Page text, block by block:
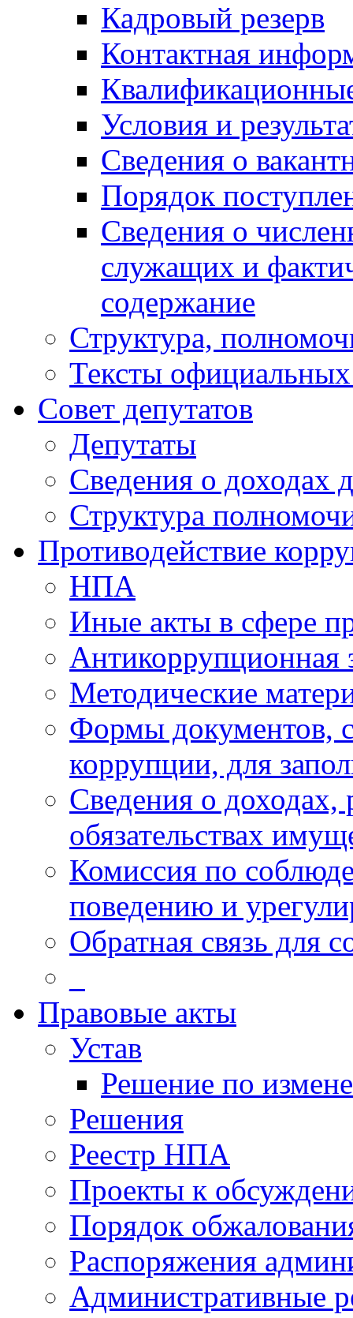
Кадровый резерв
Контактная
Условия и
Сведения о
Порядок
Сведения о
служащих и
содержание
Структура,
Тексты
Совет депутатов
Депутаты
Сведения о доходах
Структура
Противодействие
НПА
Иные акты в сфере
Антикоррупционная
Методические
Формы документов,
коррупции, для
Сведения о доходах,
обязательствах
Комиссия по
поведению и
Обратная связь для
Правовые акты
Устав
Решение по
Решения
Реестр НПА
Проекты к
Порядок
Распоряжения
Административные